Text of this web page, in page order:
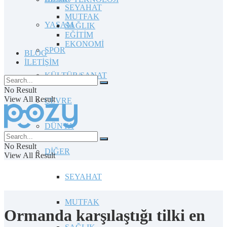
YAŞAM
SPOR
KÜLTÜR/SANAT
ÇEVRE
DÜNYA
DİĞER
SEYAHAT
MUTFAK
SEYAHAT
MUTFAK
SAĞLIK
EĞİTİM
EKONOMİ
BLOG
İLETİŞİM
No Result
View All Result
No Result
View All Result
Ormanda karşılaştığı tilki en